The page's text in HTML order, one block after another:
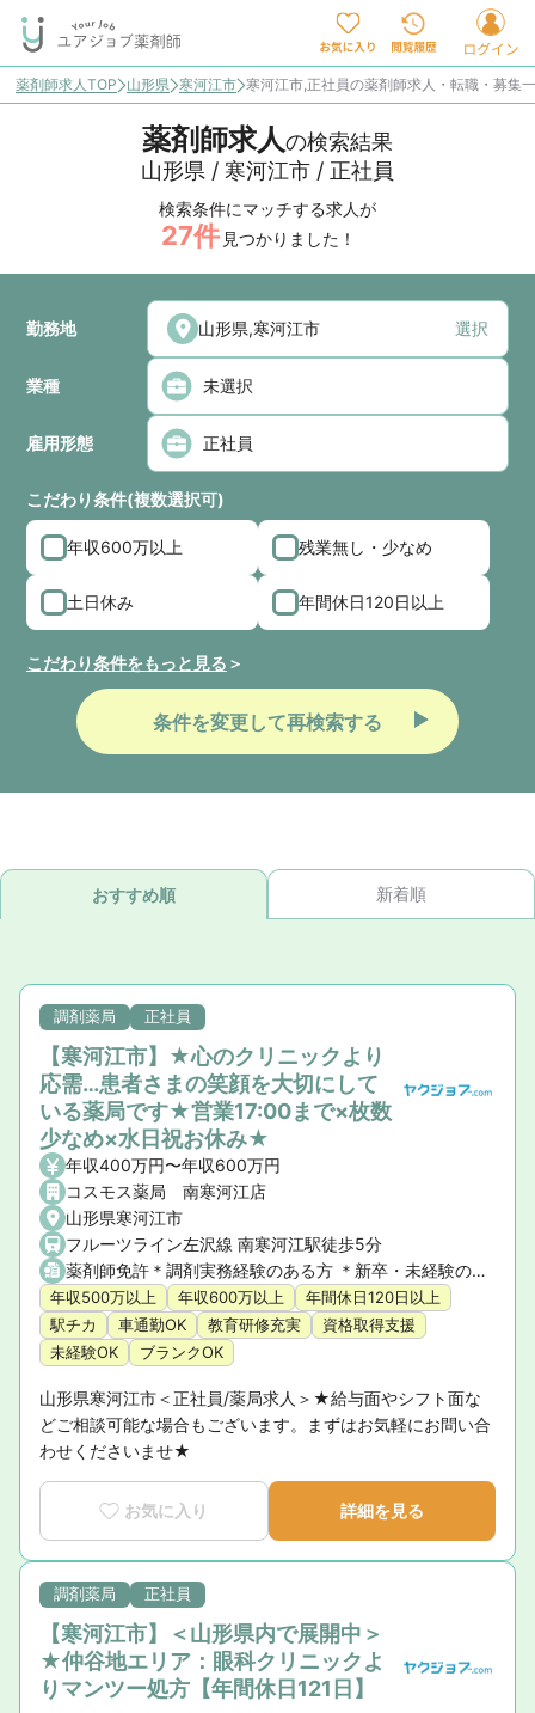
薬剤師求人TOP 山形県 寒河江市 寒河江市,正社員の薬剤師求人・転職・募集
薬剤師求人の検索結果
山形県 / 寒河江市 / 正社員
検索条件にマッチする求人が
27件 見つかりました！
勤務地 選択
業種
雇用形態
こだわり条件(複数選択可)
年収600万以上 残業無し・少なめ
土日休み 年間休日120日以上
こだわり条件をもっと見る
条件を変更して再検索する
おすすめ順 新着順
調剤薬局 正社員
【寒河江市】★心のクリニックより
応需…患者さまの笑顔を大切にして
いる薬局です★営業17:00まで×枚数
少なめ×水日祝お休み★
年収400万円〜年収600万円
コスモス薬局 南寒河江店
山形県寒河江市
フルーツライン左沢線 南寒河江駅徒歩5分
薬剤師免許＊調剤実務経験のある方 ＊新卒・未経験の方もご相談可能です
年収500万以上 年収600万以上
年間休日120日以上
駅チカ
車通勤OK 教育研修充実
資格取得支援
未経験OK
ブランクOK
山形県寒河江市＜正社員/薬局求人＞★給与面やシフト面な
どご相談可能な場合もございます。まずはお気軽にお問い合
わせくださいませ★
お気に入り 詳細を見る
調剤薬局 正社員
【寒河江市】＜山形県内で展開中＞
★仲谷地エリア：眼科クリニックよ
りマンツー処方【年間休日121日】